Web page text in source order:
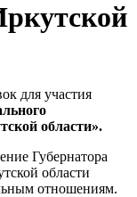
для участия
области».
Губернатора
области
отношениям.